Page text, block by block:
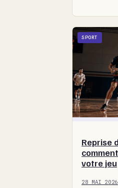
SPORT
Reprise
votre jeu
28 MAI 2026